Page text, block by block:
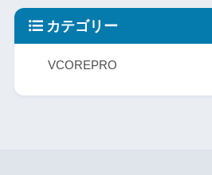
カテゴリー